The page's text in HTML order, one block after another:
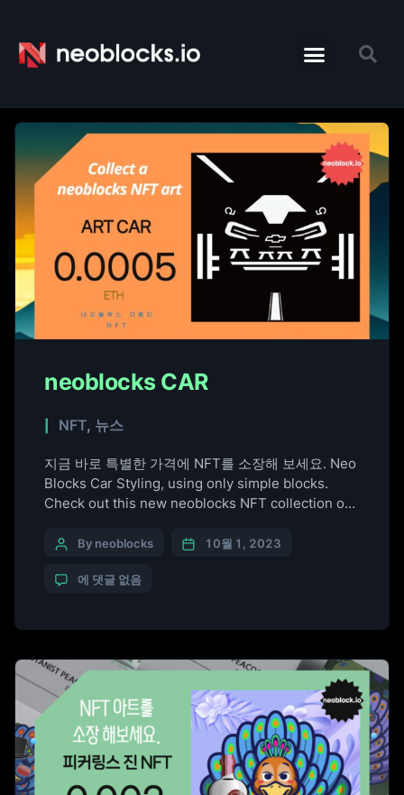
neoblocks CAR
NFT, 뉴스
지금 바로 특별한 가격에 NFT를 소장해 보세요. Neo
Blocks Car Styling, using only simple blocks.
Check out this new neoblocks NFT collection on
https://opensea.io/collection/neoblocks-cars
By neoblocks 10월 1, 2023
에 댓글 없음